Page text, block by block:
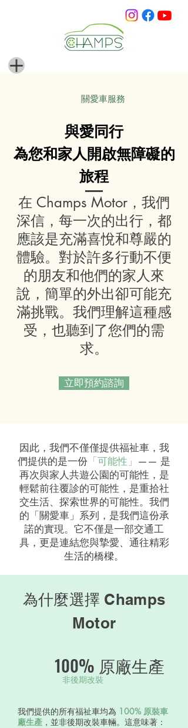
關愛車服務
與愛同行
為您和家人開啟無障礙的
旅程
在 Champs Motor，我們
深信，每一次的出行，都
應該是充滿喜悅和尊嚴的
體驗。對於許多行動不便
的朋友和他們的家人來
說，簡單的外出卻可能充
滿挑戰。我們理解這種感
受，也聽到了您們的需
求。
立即預約諮詢
因此，我們不僅僅提供福祉車，我
們提供的是一份 「可能性」 —— 是
再次與家人共遊公園的可能性，是
輕鬆前往覆診的可能性，是重拾社
交生活、探索世界的可能性。我們
的「關愛車」系列，是我們這份承
諾的實現。它不僅是一部交通工
具，更是連結您與摯愛、通往精彩
生活的橋樑。
為什麼選擇 Champs
Motor
100% 原廠生產
非後期改裝
我們提供的所有福祉車均為 100% 原裝車
廠生產 ，並非後期改裝車輛。這意味著：